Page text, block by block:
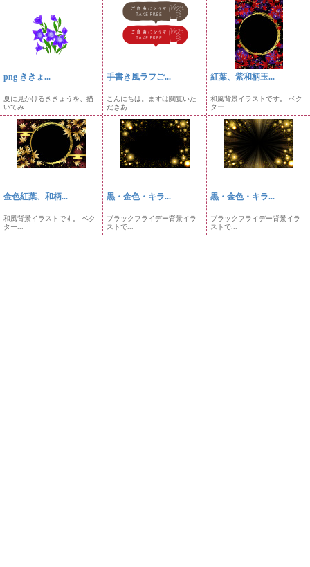
png ききょ...
夏に見かけるききょうを、描
いてみ...
手書き風ラフご...
こんにちは。まずは閲覧いた
だきあ...
紅葉、紫和柄玉...
和風背景イラストです。 ベク
ター...
金色紅葉、和柄...
和風背景イラストです。 ベク
ター...
黒・金色・キラ...
ブラックフライデー背景イラ
ストで...
黒・金色・キラ...
ブラックフライデー背景イラ
ストで...